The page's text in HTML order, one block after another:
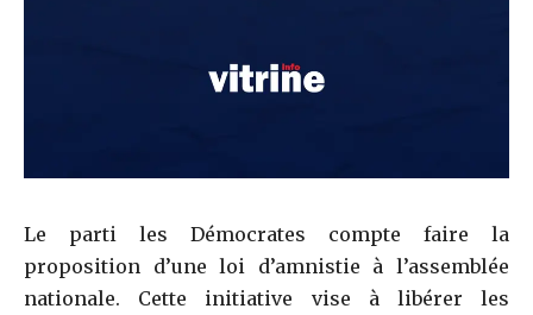
Le parti les Démocrates compte faire la
proposition d’une loi d’amnistie à l’assemblée
nationale. Cette initiative vise à libérer les